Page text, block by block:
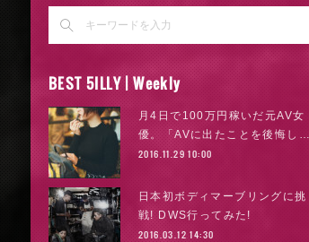
BEST 5ILLY | Weekly
月4日で100万円稼いだ元AV女
優。「AVに出たことを後悔し…
2016.11.29 10:00
日本初ボディマーブリングに挑
戦! DWS行ってみた!
2016.03.12 14:30